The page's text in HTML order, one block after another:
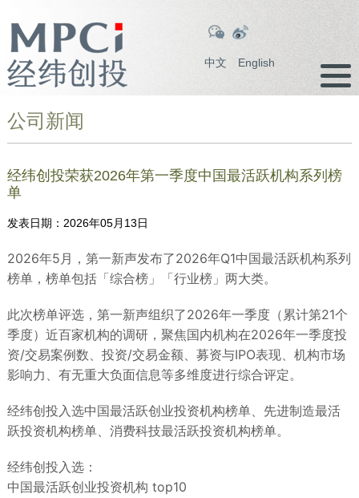
中文 English
公司新闻
经纬创投荣获2026年第一季度中国最活跃机构系列榜
单
发表日期： 2026年05月13日
2026年5月，第一新声发布了2026年Q1中国最活跃机构系列
榜单，榜单包括「综合榜」「行业榜」两大类。
此次榜单评选，第一新声组织了2026年一季度（累计第21个
季度）近百家机构的调研，聚焦国内机构在2026年一季度投
资/交易案例数、投资/交易金额、募资与IPO表现、机构市场
影响力、有无重大负面信息等多维度进行综合评定。
经纬创投入选中国最活跃创业投资机构榜单、先进制造最活
跃投资机构榜单、消费科技最活跃投资机构榜单。
经纬创投入选：
中国最活跃创业投资机构 top10